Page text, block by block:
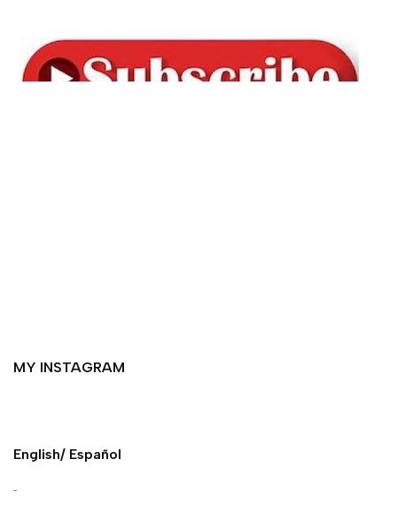
MY INSTAGRAM
English/ Español